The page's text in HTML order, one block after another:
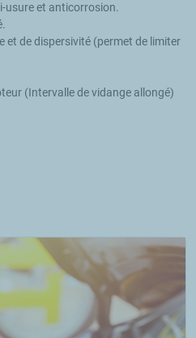
usure et anticorrosion.
et de dispersivité (permet de limiter
(Intervalle de vidange allongé)